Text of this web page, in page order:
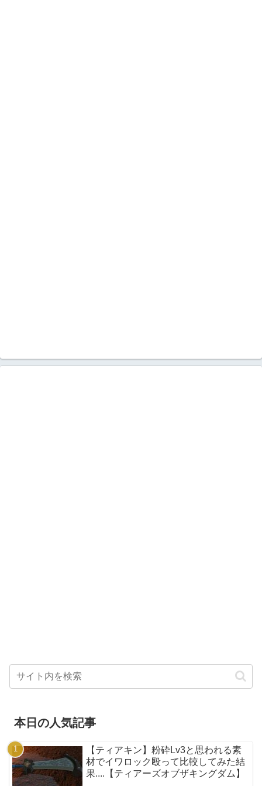
本日の人気記事
【ティアキン】粉砕Lv3と思われる素
材でイワロック殴って比較してみた結
果....【ティアーズオブザキングダム】